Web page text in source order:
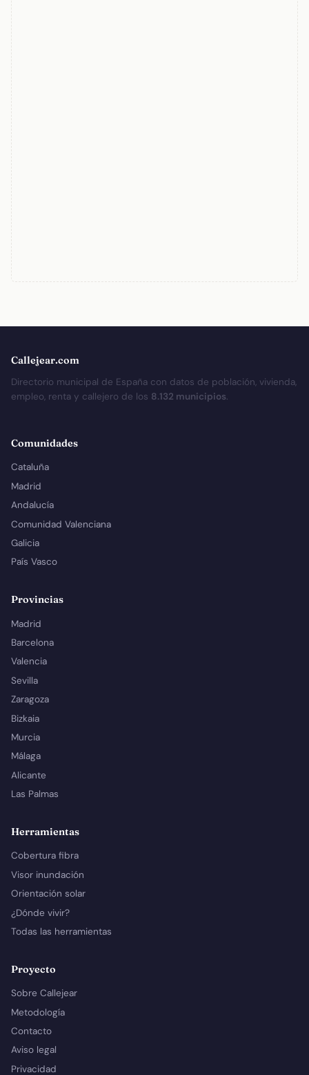
Callejear.com
Directorio municipal de España con datos de población, vivienda,
empleo, renta y callejero de los 8.132 municipios.
Comunidades
Cataluña
Madrid
Andalucía
Comunidad Valenciana
Galicia
País Vasco
Provincias
Madrid
Barcelona
Valencia
Sevilla
Zaragoza
Bizkaia
Murcia
Málaga
Alicante
Las Palmas
Herramientas
Cobertura fibra
Visor inundación
Orientación solar
¿Dónde vivir?
Todas las herramientas
Proyecto
Sobre Callejear
Metodología
Contacto
Aviso legal
Privacidad